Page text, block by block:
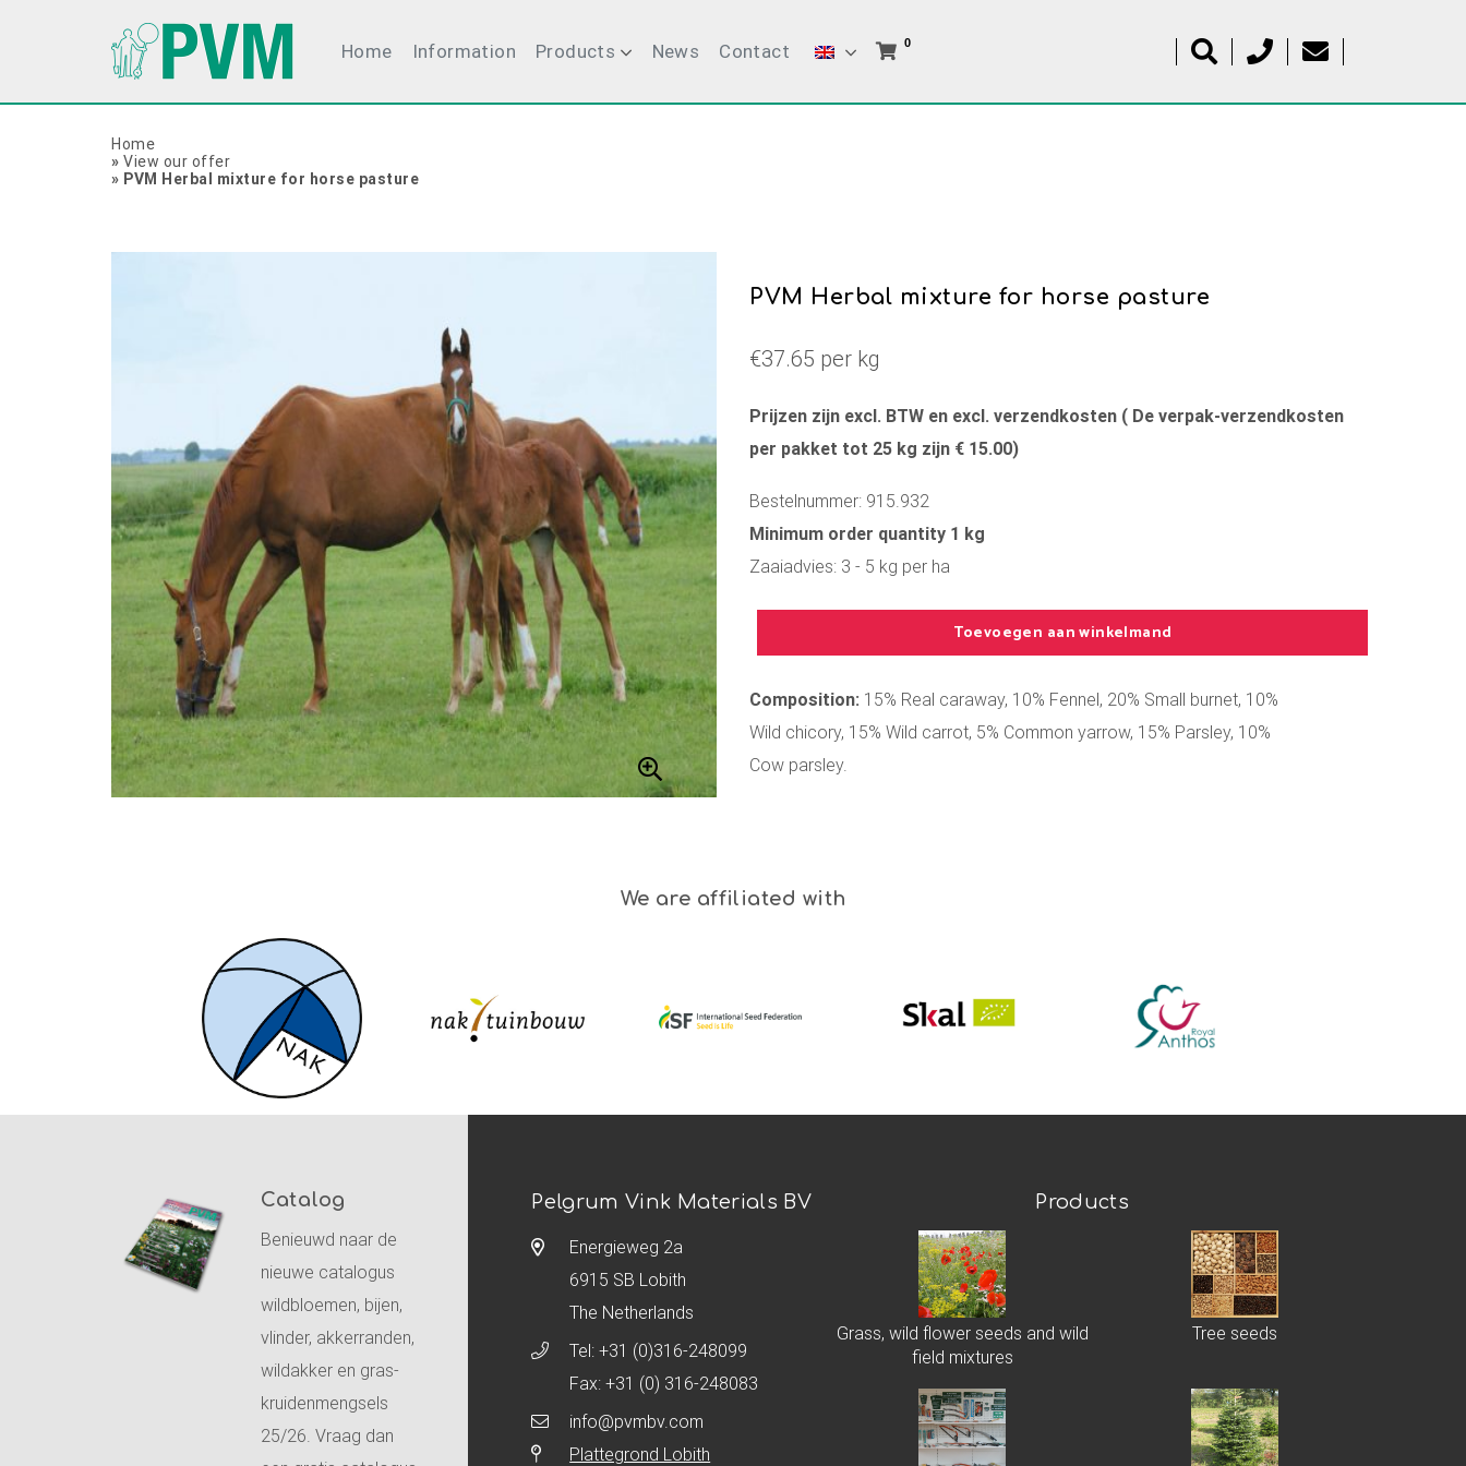
Home Information Products News Contact 0
Home
» View our offer
» PVM Herbal mixture for horse pasture
PVM Herbal mixture for horse pasture
€37.65 per kg
Prijzen zijn excl. BTW en excl. verzendkosten ( De verpak-verzendkosten
per pakket tot 25 kg zijn € 15.00)
Bestelnummer: 915.932
Minimum order quantity 1 kg
Zaaiadvies: 3 - 5 kg per ha
Toevoegen aan winkelmand
Composition: 15% Real caraway, 10% Fennel, 20% Small burnet, 10%
Wild chicory, 15% Wild carrot, 5% Common yarrow, 15% Parsley, 10%
Cow parsley.
We are affiliated with
Catalog
Benieuwd naar de
nieuwe catalogus
wildbloemen, bijen,
vlinder, akkerranden,
wildakker en gras-
kruidenmengsels
25/26. Vraag dan
Pelgrum Vink Materials BV
Energieweg 2a
6915 SB Lobith
The Netherlands
Tel:+31 (0)316-248099
Fax: +31 (0) 316-248083
info@pvmbv.com
Plattegrond Lobith
Products
Grass, wild flower seeds and wild
field mixtures
Tree seeds